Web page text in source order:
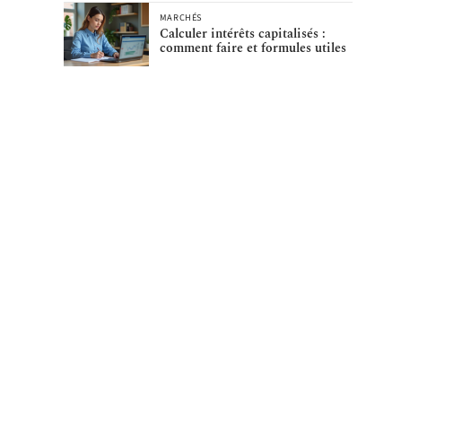
MARCHÉS
Calculer intérêts capitalisés :
comment faire et formules utiles